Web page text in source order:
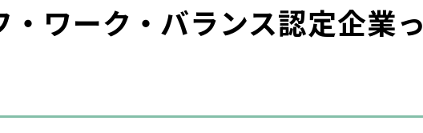
はたらく環境
ワーク・バランス認定企業っ